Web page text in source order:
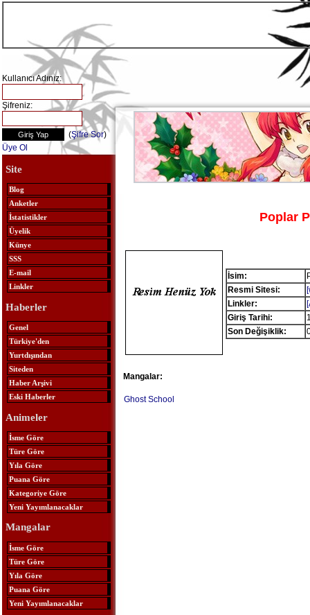
Kullanıcı Adınız:
Şifreniz:
(Şifre Sor)
Üye Ol
Site
Blog
Anketler
İstatistikler
Üyelik
Künye
SSS
E-mail
Linkler
Haberler
Genel
Türkiye'den
Yurtdışından
Siteden
Haber Arşivi
Eski Haberler
Animeler
İsme Göre
Türe Göre
Yıla Göre
Puana Göre
Kategoriye Göre
Yeni Yayımlanacaklar
Mangalar
İsme Göre
Türe Göre
Yıla Göre
Puana Göre
Yeni Yayımlanacaklar
Poplar
İsim:
Resmi Sitesi:
Linkler:
Giriş Tarihi:
Son Değişiklik:
Mangalar:
Ghost School